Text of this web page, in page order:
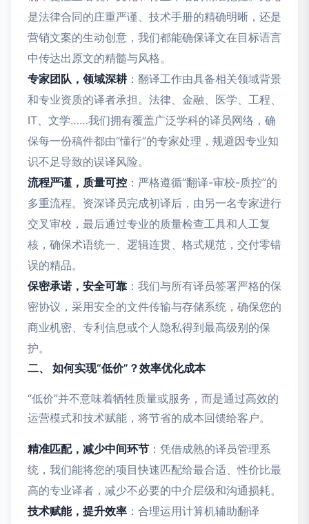
是法律合同的庄重严谨、技术手册的精确明晰，还是
营销文案的生动创意，我们都能确保译文在目标语言
中传达出原文的精髓与风格。
专家团队，领域深耕：翻译工作由具备相关领域背景
和专业资质的译者承担。法律、金融、医学、工程、
IT、文学……我们拥有覆盖广泛学科的译员网络，确
保每一份稿件都由“懂行”的专家处理，规避因专业知
识不足导致的误译风险。
流程严谨，质量可控 ：严格遵循“翻译-审校-质控”的
多重流程。资深译员完成初译后，由另一名专家进行
交叉审校，最后通过专业的质量检查工具和人工复
核，确保术语统一、逻辑连贯、格式规范，交付零错
误的精品。
保密承诺，安全可靠 ：我们与所有译员签署严格的保
密协议，采用安全的文件传输与存储系统，确保您的
商业机密、专利信息或个人隐私得到最高级别的保
护。
二、 如何实现“低价”？效率优化成本
“低价”并不意味着牺牲质量或服务，而是通过高效的
运营模式和技术赋能，将节省的成本回馈给客户。
精准匹配，减少中间环节 ：凭借成熟的译员管理系
统，我们能将您的项目快速匹配给最合适、性价比最
高的专业译者，减少不必要的中介层级和沟通损耗。
技术赋能，提升效率 ：合理运用计算机辅助翻译